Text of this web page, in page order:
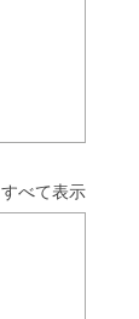
すべて表示